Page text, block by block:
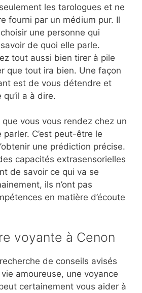
les tarologues et ne
fourni par un médium pur. Il
une personne qui
de quoi elle parle.
tout aussi bien tirer à pile
que tout ira bien. Une façon
est de vous détendre et
qu’il a à dire.
vous vous rendez chez un
C’est peut-être le
une prédiction précise.
capacités extrasensorielles
de savoir ce qui va se
ils n’ont pas
en matière d’écoute
voyante à Cenon
de conseils avisés
amoureuse, une voyance
certainement vous aider à